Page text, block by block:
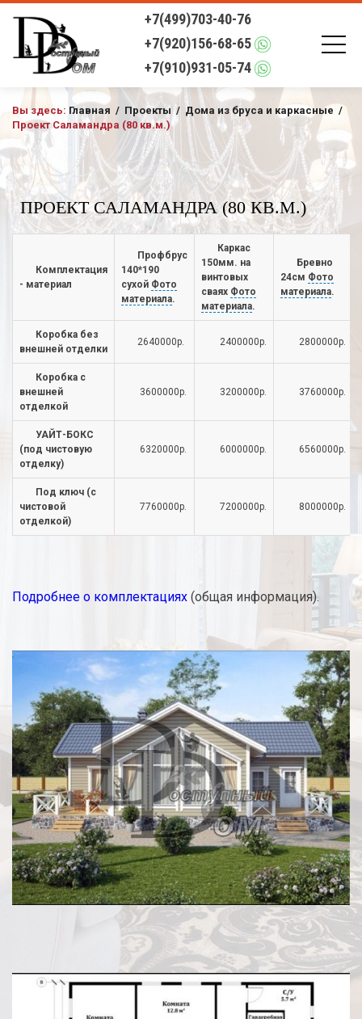
+7(499)703-40-76
+7(920)156-68-65
+7(910)931-05-74
Вы здесь: Главная / Проекты / Дома из бруса и каркасные /
Проект Саламандра (80 кв.м.)
ПРОЕКТ САЛАМАНДРА (80 КВ.М.)
Комплектация
- материал
Профбрус
140*190
сухой Фото
материала.
Каркас
150мм. на
винтовых
сваях Фото
материала.
Бревно
24см Фото
материала.
Коробка без
внешней отделки
2640000р. 2400000р. 2800000р.
Коробка с
внешней
отделкой
3600000р. 3200000р. 3760000р.
УАЙТ-БОКС
(под чистовую
отделку)
6320000р. 6000000р. 6560000р.
Под ключ (с
чистовой
отделкой)
7760000р. 7200000р. 8000000р.
Подробнее о комплектациях (общая информация).